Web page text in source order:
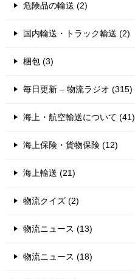
危険品の輸送 (2)
国内輸送・トラック輸送 (2)
梱包 (3)
毎日更新 – 物流ラジオ (315)
海上・航空輸送について (41)
海上保険・貨物保険 (12)
海上輸送 (21)
物流クイズ (2)
物流ニュース (13)
物流ニュース (18)